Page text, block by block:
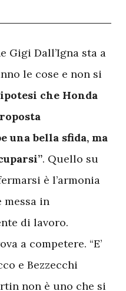
Gigi Dall’Igna sta a
le cose e non si
ipotesi che Honda
una bella sfida, ma
. Quello su
è l’armonia
messa in
di lavoro.
a competere. “E’
e Bezzecchi
non è uno che si